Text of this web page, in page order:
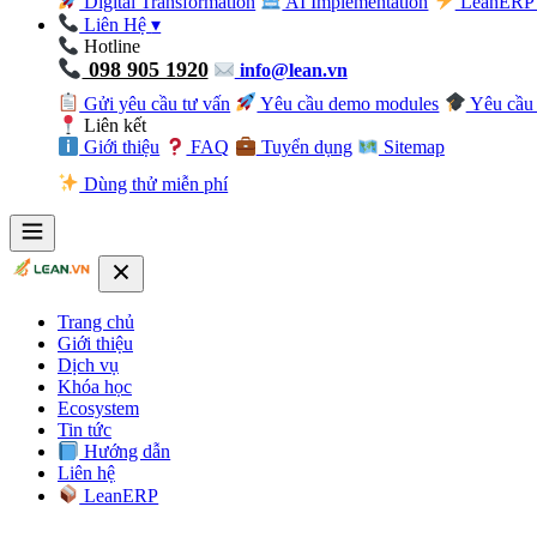
Liên Hệ▾
Hotline
098 905 1920
info@lean.vn
Gửi yêu cầu tư vấn
Yêu cầu demo modules
Yêu cầu
Liên kết
Giới thiệu
FAQ Tuyển dụng
Sitemap
Dùng thử miễn phí
Trang chủ
Giới thiệu
Dịch vụ
Khóa học
Ecosystem
Tin tức
Hướng dẫn
Liên hệ
LeanERP